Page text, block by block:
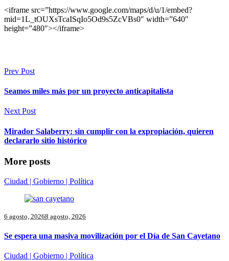
<iframe src=”https://www.google.com/maps/d/u/1/embed?
mid=1L_tOUXsTcaISqIo5Od9s5ZcVBs0″ width=”640″
height=”480″></iframe>
Prev Post
Seamos miles más por un proyecto anticapitalista
Next Post
Mirador Salaberry: sin cumplir con la expropiación, quieren
declararlo sitio histórico
More posts
Ciudad | Gobierno | Política
6 agosto, 20268 agosto, 2026
Se espera una masiva movilización por el Día de San Cayetano
Ciudad | Gobierno | Política